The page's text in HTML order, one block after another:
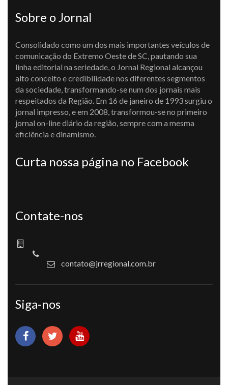
Sobre o Jornal
Consolidado como um dos mais importantes veículos de
comunicação do Extremo Oeste de SC, pautando sua
linha editorial na seriedade, o Jornal Regional alcançou
alto conceito e credibilidade nos diferentes segmentos
da sociedade, transformando-se num dos jornais mais
respeitados da Região. Em 16 de janeiro de 1993 surgiu o
jornal impresso, e em 2008, transformou-se no primeiro
jornal on-line diário da região, sempre com a mesma
eficiência e dinamismo.
Curta nossa página no Facebook
Contate-nos
contato@jrregional.com.br
Siga-nos